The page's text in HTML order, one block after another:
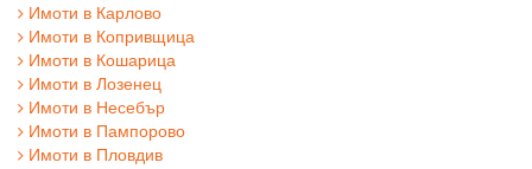
Имоти в Карлово
Имоти в Копривщица
Имоти в Кошарица
Имоти в Лозенец
Имоти в Несебър
Имоти в Пампорово
Имоти в Пловдив